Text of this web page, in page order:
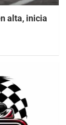
alta, inicia